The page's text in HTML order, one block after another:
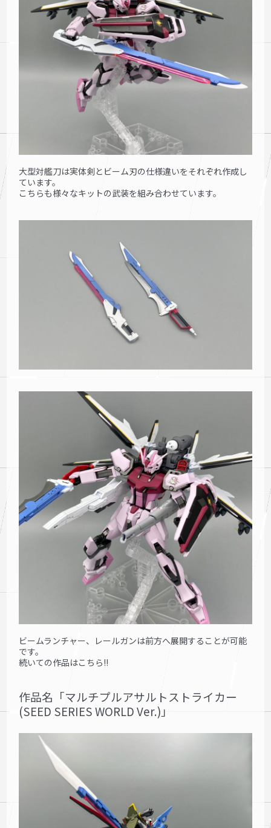
大型対艦刀は実体剣とビーム刃の仕様違いをそれぞれ作成し
ています。
こちらも様々なキットの武装を組み合わせています。
ビームランチャー、レールガンは前方へ展開することが可能
です。
続いての作品はこちら!!
作品名「マルチプルアサルトストライカー
(SEED SERIES WORLD Ver.)」